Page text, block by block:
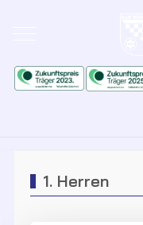
1. Herren